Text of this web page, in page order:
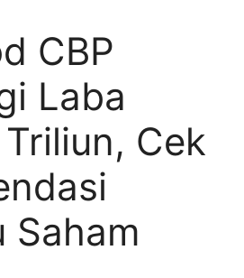
CBP
Laba
Cek
Saham